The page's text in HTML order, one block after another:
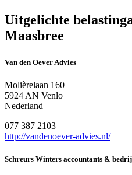
Uitgelichte
Maasbree
Van den Oever Advies
Molièrelaan 160
5924 AN Venlo
Nederland
077 387 2103
http://vandenoever-advies.nl/
Schreurs Winters accountants &